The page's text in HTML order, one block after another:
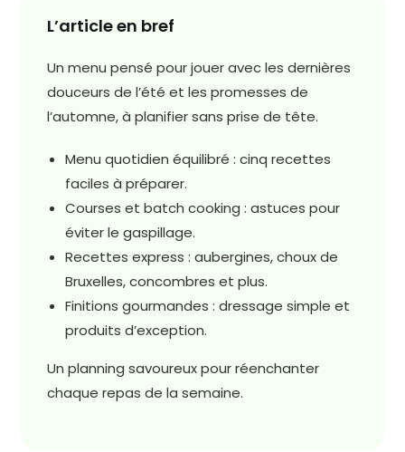
L’article en bref
Un menu pensé pour jouer avec les dernières
douceurs de l’été et les promesses de
l’automne, à planifier sans prise de tête.
Menu quotidien équilibré : cinq recettes
faciles à préparer.
Courses et batch cooking : astuces pour
éviter le gaspillage.
Recettes express : aubergines, choux de
Bruxelles, concombres et plus.
Finitions gourmandes : dressage simple et
produits d’exception.
Un planning savoureux pour réenchanter
chaque repas de la semaine.